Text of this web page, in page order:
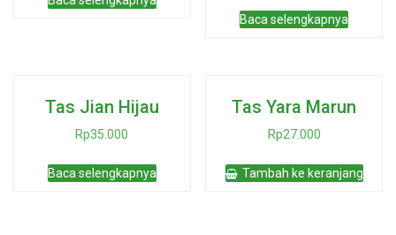
Rp35.000.adalah:
Baca selengkapnya
Tas Jian Hijau
Rp35.000
Baca selengkapnya
Tas Yara Marun
Rp27.000
Tambah ke keranjang